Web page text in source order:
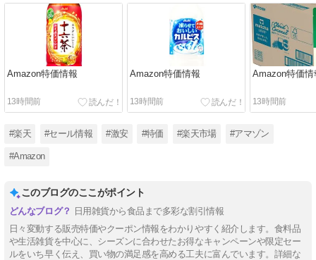
Amazon特価情報
13時間前
Amazon特価情報
13時間前
Amazon特価情
13時間前
#楽天 #セール情報 #激安 #特価 #楽天市場 #アマゾン
#Amazon
このブログのここがポイント
日用雑貨から食品まで多彩な割引情報
日々変動する販売特価やクーポン情報をわかりやすく紹介します。食料品
や生活雑貨を中心に、シーズンに合わせたお得なキャンペーンや限定セー
ルをいち早く伝え、買い物の満足感を高める工夫に富んでいます。詳細な